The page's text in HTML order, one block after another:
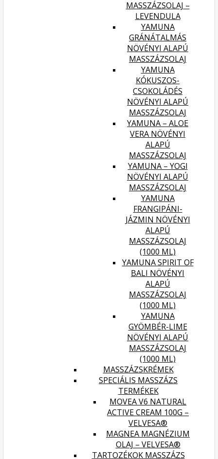
MASSZÁZSOLAJ –
LEVENDULA
YAMUNA
GRÁNÁTALMÁS
NÖVÉNYI ALAPÚ
MASSZÁZSOLAJ
YAMUNA
KÓKUSZOS-
CSOKOLÁDÉS
NÖVÉNYI ALAPÚ
MASSZÁZSOLAJ
YAMUNA – ALOE
VERA NÖVÉNYI
ALAPÚ
MASSZÁZSOLAJ
YAMUNA – YOGI
NÖVÉNYI ALAPÚ
MASSZÁZSOLAJ
YAMUNA
FRANGIPÁNI-
JÁZMIN NÖVÉNYI
ALAPÚ
MASSZÁZSOLAJ
(1000 ML)
YAMUNA SPIRIT OF
BALI NÖVÉNYI
ALAPÚ
MASSZÁZSOLAJ
(1000 ML)
YAMUNA
GYÖMBÉR-LIME
NÖVÉNYI ALAPÚ
MASSZÁZSOLAJ
(1000 ML)
MASSZÁZSKRÉMEK
SPECIÁLIS MASSZÁZS
TERMÉKEK
MOVEA V6 NATURAL
ACTIVE CREAM 100G –
VELVESA®
MAGNEA MAGNÉZIUM
OLAJ – VELVESA®
TARTOZÉKOK MASSZÁZS